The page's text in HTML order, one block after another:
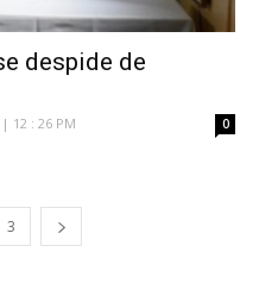
despide de
12 : 26 PM 0
3